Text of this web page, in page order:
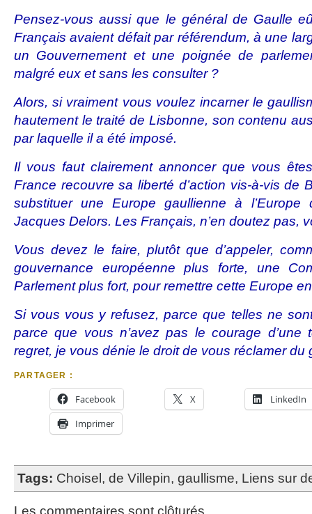
Pensez-vous aussi que le général de Gaulle
Français avaient défait par référendum, à une
un Gouvernement et une poignée de
malgré eux et sans les consulter ?
Alors, si vraiment vous voulez incarner le
hautement le traité de Lisbonne, son contenu
par laquelle il a été imposé.
Il vous faut clairement annoncer que vous
France recouvre sa liberté d’action vis-à-vis de
substituer une Europe gaullienne à
Jacques Delors. Les Français, n’en doutez pas,
Vous devez le faire, plutôt que d’appeler,
gouvernance européenne plus forte, une
Parlement plus fort, pour remettre cette Europe
Si vous vous y refusez, parce que telles ne
parce que vous n’avez pas le courage d’une
regret, je vous dénie le droit de vous réclamer du
PARTAGER :
Facebook X
LinkedIn
Imprimer
Tags: Choisel , de Villepin, gaullisme, Liens sur
Les commentaires sont clôturés